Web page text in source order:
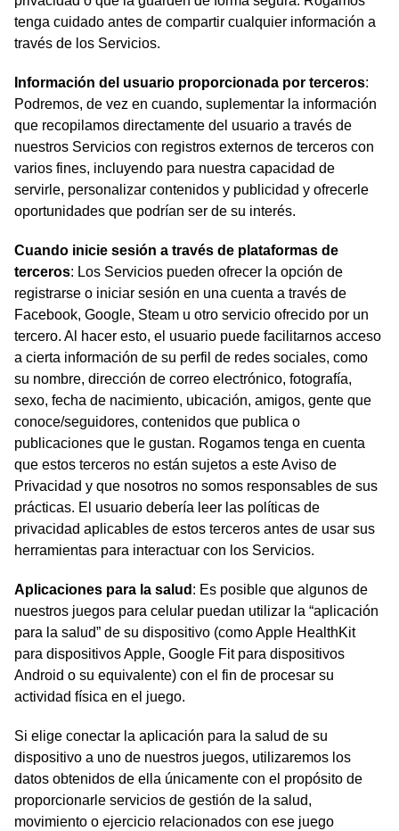
tenga cuidado antes de compartir cualquier información a
través de los Servicios.
Información del usuario proporcionada por terceros:
Podremos, de vez en cuando, suplementar la información
que recopilamos directamente del usuario a través de
nuestros Servicios con registros externos de terceros con
varios fines, incluyendo para nuestra capacidad de
servirle, personalizar contenidos y publicidad y ofrecerle
oportunidades que podrían ser de su interés.
Cuando inicie sesión a través de plataformas de
terceros: Los Servicios pueden ofrecer la opción de
registrarse o iniciar sesión en una cuenta a través de
Facebook, Google, Steam u otro servicio ofrecido por un
tercero. Al hacer esto, el usuario puede facilitarnos acceso
a cierta información de su perfil de redes sociales, como
su nombre, dirección de correo electrónico, fotografía,
sexo, fecha de nacimiento, ubicación, amigos, gente que
conoce/seguidores, contenidos que publica o
publicaciones que le gustan. Rogamos tenga en cuenta
que estos terceros no están sujetos a este Aviso de
Privacidad y que nosotros no somos responsables de sus
prácticas. El usuario debería leer las políticas de
privacidad aplicables de estos terceros antes de usar sus
herramientas para interactuar con los Servicios.
Aplicaciones para la salud : Es posible que algunos de
nuestros juegos para celular puedan utilizar la “aplicación
para la salud” de su dispositivo (como Apple HealthKit
para dispositivos Apple, Google Fit para dispositivos
Android o su equivalente) con el fin de procesar su
actividad física en el juego.
Si elige conectar la aplicación para la salud de su
dispositivo a uno de nuestros juegos, utilizaremos los
datos obtenidos de ella únicamente con el propósito de
proporcionarle servicios de gestión de la salud,
movimiento o ejercicio relacionados con ese juego